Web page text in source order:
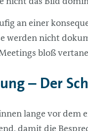
an einer
werden nicht
bloß
– Der
lange vor
damit die